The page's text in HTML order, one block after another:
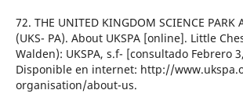
72. THE UNITED KINGDOM SCIENCE PARK
(UKS- PA). About UKSPA [online]. Little
Walden): UKSPA, s.f- [consultado Febrero
Disponible en internet: http://
organisation/about-us.